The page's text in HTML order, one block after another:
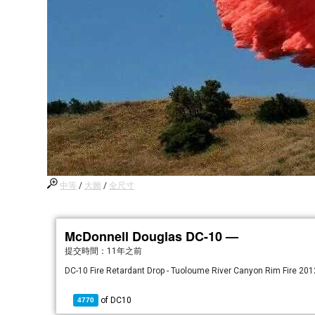
中等 / 大圖 / 全尺寸
McDonnell Douglas DC-10 —
提交時間： 11年之前
DC-10 Fire Retardant Drop - Tuoloume River Canyon Rim Fire
4770 of DC10